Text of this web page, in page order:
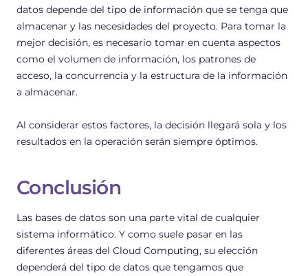
datos depende del tipo de información que se tenga que
almacenar y las necesidades del proyecto. Para tomar la
mejor decisión, es necesario tomar en cuenta aspectos
como el volumen de información, los patrones de
acceso, la concurrencia y la estructura de la información
a almacenar.
Al considerar estos factores, la decisión llegará sola y los
resultados en la operación serán siempre óptimos.
Conclusión
Las bases de datos son una parte vital de cualquier
sistema informático. Y como suele pasar en las
diferentes áreas del Cloud Computing, su elección
dependerá del tipo de datos que tengamos que